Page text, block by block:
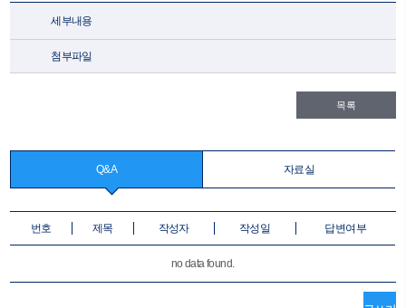
세부내용
첨부파일
목록
Q&A 자료실
번호 제목 작성자 작성일 답변여부
no data found.